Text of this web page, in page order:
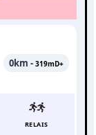
0km - 319mD+
RELAIS